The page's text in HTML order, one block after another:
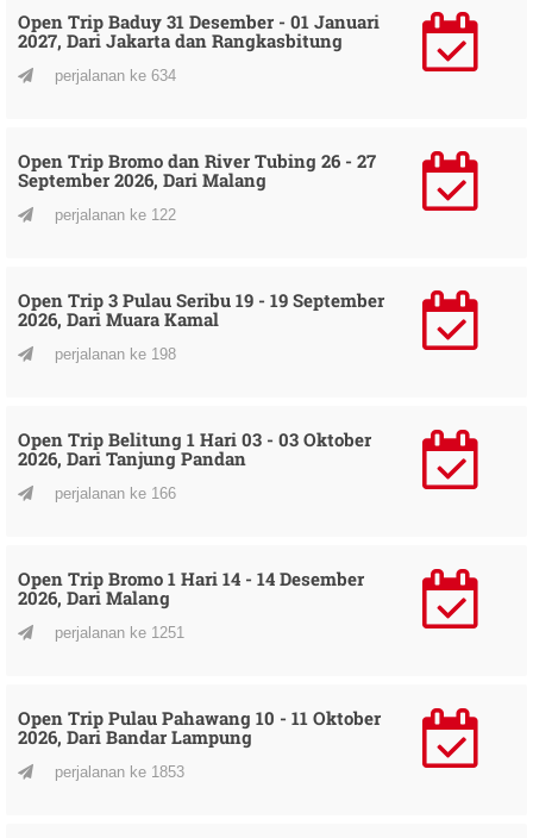
Open Trip Baduy 31 Desember - 01 Januari
2027, Dari Jakarta dan Rangkasbitung
perjalanan ke 634
Open Trip Bromo dan River Tubing 26 - 27
September 2026, Dari Malang
perjalanan ke 122
Open Trip 3 Pulau Seribu 19 - 19 September
2026, Dari Muara Kamal
perjalanan ke 198
Open Trip Belitung 1 Hari 03 - 03 Oktober
2026, Dari Tanjung Pandan
perjalanan ke 166
Open Trip Bromo 1 Hari 14 - 14 Desember
2026, Dari Malang
perjalanan ke 1251
Open Trip Pulau Pahawang 10 - 11 Oktober
2026, Dari Bandar Lampung
perjalanan ke 1853